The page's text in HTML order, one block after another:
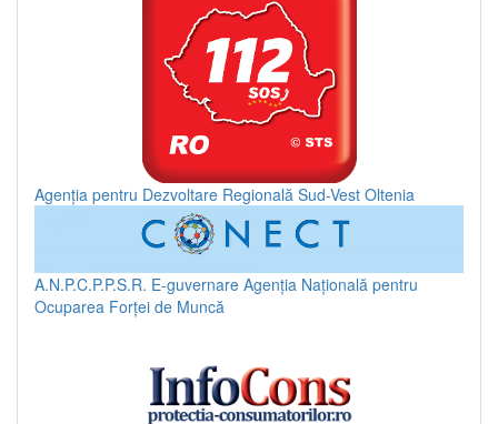
Agenția pentru Dezvoltare Regională Sud-Vest Oltenia
A.N.P.C.P.P.S.R. E-guvernare Agenția Națională pentru
Ocuparea Forței de Muncă